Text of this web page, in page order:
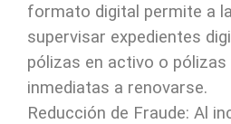
formato digital permite a
supervisar expedientes
pólizas en activo o pólizas
inmediatas a renovarse.
Reducción de Fraude: Al